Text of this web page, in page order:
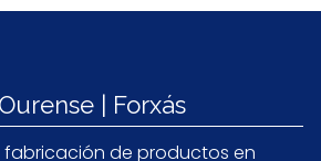
| Forxás
fabricación de productos en